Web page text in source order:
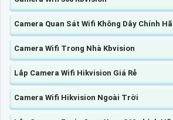
Camera Quan Sát Wifi Không Dây Chính
Camera Wifi Trong Nhà Kbvision
Lắp Camera Wifi Hikvision Giá Rẻ
Camera Wifi Hikvision Ngoài Trời